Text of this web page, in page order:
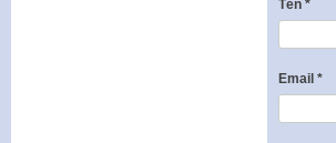
Tên *
Email *